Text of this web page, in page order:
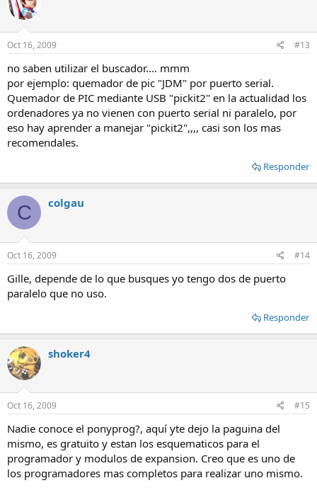
Oct 16, 2009 #13
no saben utilizar el buscador.... mmm
por ejemplo: quemador de pic "JDM" por puerto serial.
Quemador de PIC mediante USB "pickit2" en la actualidad los
ordenadores ya no vienen con puerto serial ni paralelo, por
eso hay aprender a manejar "pickit2",,,, casi son los mas
recomendales.
Responder
C colgau
Oct 16, 2009 #14
Gille, depende de lo que busques yo tengo dos de puerto
paralelo que no uso.
Responder
shoker4
Oct 16, 2009 #15
Nadie conoce el ponyprog?, aquí yte dejo la paguina del
mismo, es gratuito y estan los esquematicos para el
programador y modulos de expansion. Creo que es uno de
los programadores mas completos para realizar uno mismo.